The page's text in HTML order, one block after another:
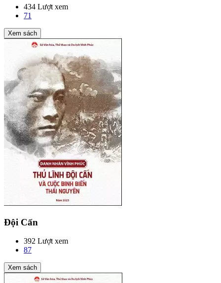
434 Lượt xem
71
Xem sách
Đội Cấn
392 Lượt xem
87
Xem sách